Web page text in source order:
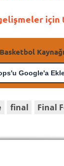
için
Google'a
final Final